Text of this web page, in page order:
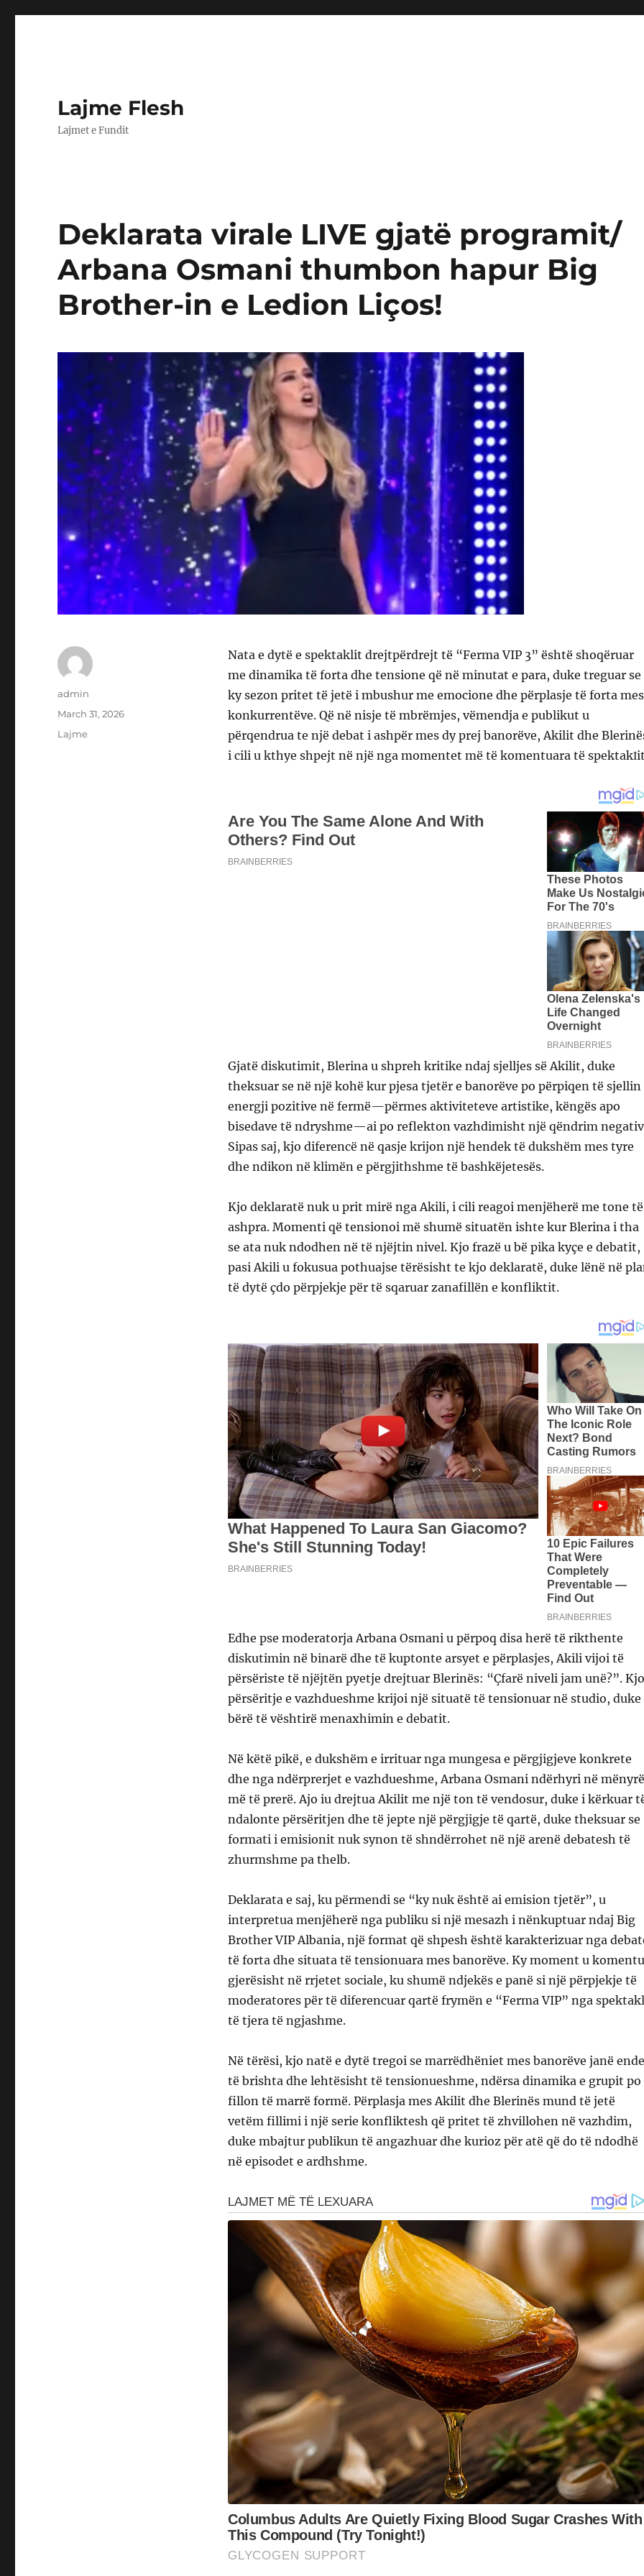
Lajme Flesh
Lajmet e Fundit
Deklarata virale LIVE gjatë programit/
Arbana Osmani thumbon hapur Big
Brother-in e Ledion Liços!
Nata e dytë e spektaklit drejtpërdrejt të “Ferma VIP 3” është shoqëruar
me dinamika të forta dhe tensione që në minutat e para, duke treguar se
ky sezon pritet të jetë i mbushur me emocione dhe përplasje të forta mes
konkurrentëve. Që në nisje të mbrëmjes, vëmendja e publikut u
përqendrua te një debat i ashpër mes dy prej banorëve, Akilit dhe
i cili u kthye shpejt në një nga momentet më të komentuara të
Gjatë diskutimit, Blerina u shpreh kritike ndaj sjelljes së Akilit, duke
theksuar se në një kohë kur pjesa tjetër e banorëve po përpiqen të sjellin
energji pozitive në fermë—përmes aktiviteteve artistike, këngës apo
bisedave të ndryshme—ai po reflekton vazhdimisht një qëndrim
Sipas saj, kjo diferencë në qasje krijon një hendek të dukshëm mes tyre
dhe ndikon në klimën e përgjithshme të bashkëjetesës.
Kjo deklaratë nuk u prit mirë nga Akili, i cili reagoi menjëherë me tone të
ashpra. Momenti që tensionoi më shumë situatën ishte kur Blerina i tha
se ata nuk ndodhen në të njëjtin nivel. Kjo frazë u bë pika kyçe e debatit,
pasi Akili u fokusua pothuajse tërësisht te kjo deklaratë, duke lënë në
të dytë çdo përpjekje për të sqaruar zanafillën e konfliktit.
Edhe pse moderatorja Arbana Osmani u përpoq disa herë të rikthente
diskutimin në binarë dhe të kuptonte arsyet e përplasjes, Akili vijoi të
përsëriste të njëjtën pyetje drejtuar Blerinës: “Çfarë niveli jam unë?”. Kjo
përsëritje e vazhdueshme krijoi një situatë të tensionuar në studio, duke
bërë të vështirë menaxhimin e debatit.
Në këtë pikë, e dukshëm e irrituar nga mungesa e përgjigjeve konkrete
dhe nga ndërprerjet e vazhdueshme, Arbana Osmani ndërhyri në mënyrë
më të prerë. Ajo iu drejtua Akilit me një ton të vendosur, duke i kërkuar
ndalonte përsëritjen dhe të jepte një përgjigje të qartë, duke theksuar se
formati i emisionit nuk synon të shndërrohet në një arenë debatesh të
zhurmshme pa thelb.
Deklarata e saj, ku përmendi se “ky nuk është ai emision tjetër”, u
interpretua menjëherë nga publiku si një mesazh i nënkuptuar ndaj Big
Brother VIP Albania, një format që shpesh është karakterizuar nga
të forta dhe situata të tensionuara mes banorëve. Ky moment u
gjerësisht në rrjetet sociale, ku shumë ndjekës e panë si një përpjekje të
moderatores për të diferencuar qartë frymën e “Ferma VIP” nga
të tjera të ngjashme.
Në tërësi, kjo natë e dytë tregoi se marrëdhëniet mes banorëve janë ende
të brishta dhe lehtësisht të tensionueshme, ndërsa dinamika e grupit po
fillon të marrë formë. Përplasja mes Akilit dhe Blerinës mund të jetë
vetëm fillimi i një serie konfliktesh që pritet të zhvillohen në vazhdim,
duke mbajtur publikun të angazhuar dhe kurioz për atë që do të ndodhë
në episodet e ardhshme.
Author
admin
Posted
March 31, 2026
Categories
Lajme